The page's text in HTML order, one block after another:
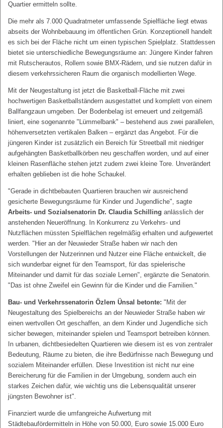
Quartier ermitteln sollte.
Die mehr als 7.000 Quadratmeter umfassende Spielfläche liegt etwas
abseits der Wohnbebauung im öffentlichen Grün. Konzeptionell handelt
es sich bei der Fläche nicht um einen typischen Spielplatz. Stattdessen
bietet sie unterschiedliche Bewegungsräume an: Jüngere Kinder fahren
mit Rutscherautos, Rollern sowie BMX-Rädern, und sie nutzen dafür in
diesem verkehrssicheren Raum die organisch modellierten Wege.
Mit der Neugestaltung ist jetzt die Basketball-Fläche mit zwei
hochwertigen Basketballständern ausgestattet und komplett von einem
Ballfangzaun umgeben. Der Bodenbelag ist erneuert und zeitgemäß
liniert, eine sogenannte "Lümmelbank" – bestehend aus zwei parallelen,
höhenversetzten vertikalen Balken – ergänzt das Angebot. Für die
jüngeren Kinder ist zusätzlich ein Bereich für Streetball mit niedriger
aufgehängten Basketballkörben neu geschaffen worden, und auf einer
kleinen Rasenfläche stehen jetzt zudem zwei kleine Tore. Unverändert
erhalten geblieben ist die hohe Schaukel.
"Gerade in dichtbebauten Quartieren brauchen wir ausreichend
gesicherte Bewegungsräume für Kinder und Jugendliche", sagte
Arbeits- und Sozialsenatorin Dr. Claudia Schilling anlässlich der
anstehenden Neueröffnung. In Konkurrenz zu Verkehrs- und
Nutzflächen müssten Spielflächen regelmäßig erhalten und aufgewertet
werden. "Hier an der Neuwieder Straße haben wir nach den
Vorstellungen der Nutzerinnen und Nutzer eine Fläche entwickelt, die
sich wunderbar eignet für den Teamsport, für das spielerische
Miteinander und damit für das soziale Lernen", ergänzte die Senatorin.
"Das ist ohne Zweifel ein Gewinn für die Kinder und die Familien."
Bau- und Verkehrssenatorin Özlem Ünsal betonte: "Mit der
Neugestaltung des Spielbereichs an der Neuwieder Straße haben wir
einen wertvollen Ort geschaffen, an dem Kinder und Jugendliche sich
sicher bewegen, miteinander spielen und Teamsport betreiben können.
In urbanen, dichtbesiedelten Quartieren wie diesem ist es von zentraler
Bedeutung, Räume zu bieten, die ihre Bedürfnisse nach Bewegung und
sozialem Miteinander erfüllen. Diese Investition ist nicht nur eine
Bereicherung für die Familien in der Umgebung, sondern auch ein
starkes Zeichen dafür, wie wichtig uns die Lebensqualität unserer
jüngsten Bewohner ist".
Finanziert wurde die umfangreiche Aufwertung mit
Städtebaufördermitteln in Höhe von 50.000, Euro sowie 15.000 Euro